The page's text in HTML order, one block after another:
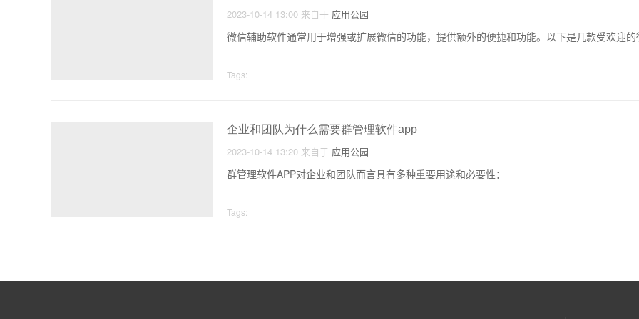
2023-10-14 13:00 来自于 应用公园
微信辅助软件通常用于增强或扩展微信的功能，提供额外的便捷和功能。以下是几款受欢迎的
Tags:
企业和团队为什么需要群管理软件app
2023-10-14 13:20 来自于 应用公园
群管理软件APP对企业和团队而言具有多种重要用途和必要性：
Tags: